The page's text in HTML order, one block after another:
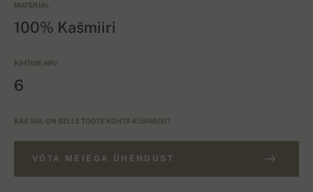
MATERJAL
100% Kašmiiri
KIHTIDE ARV
6
KAS SUL ON SELLE TOOTE KOHTA KÜSIMUSI?
VÕTA MEIEGA ÜHENDUST